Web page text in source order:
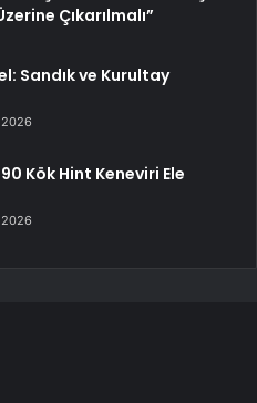
Çıkarılmalı”
Sandık ve Kurultay
Kök Hint Keneviri Ele